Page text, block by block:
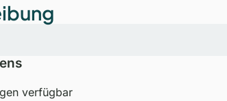
verfügbar